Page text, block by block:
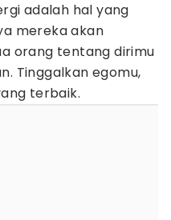
adalah hal yang
mereka akan
orang tentang dirimu
Tinggalkan egomu,
terbaik.